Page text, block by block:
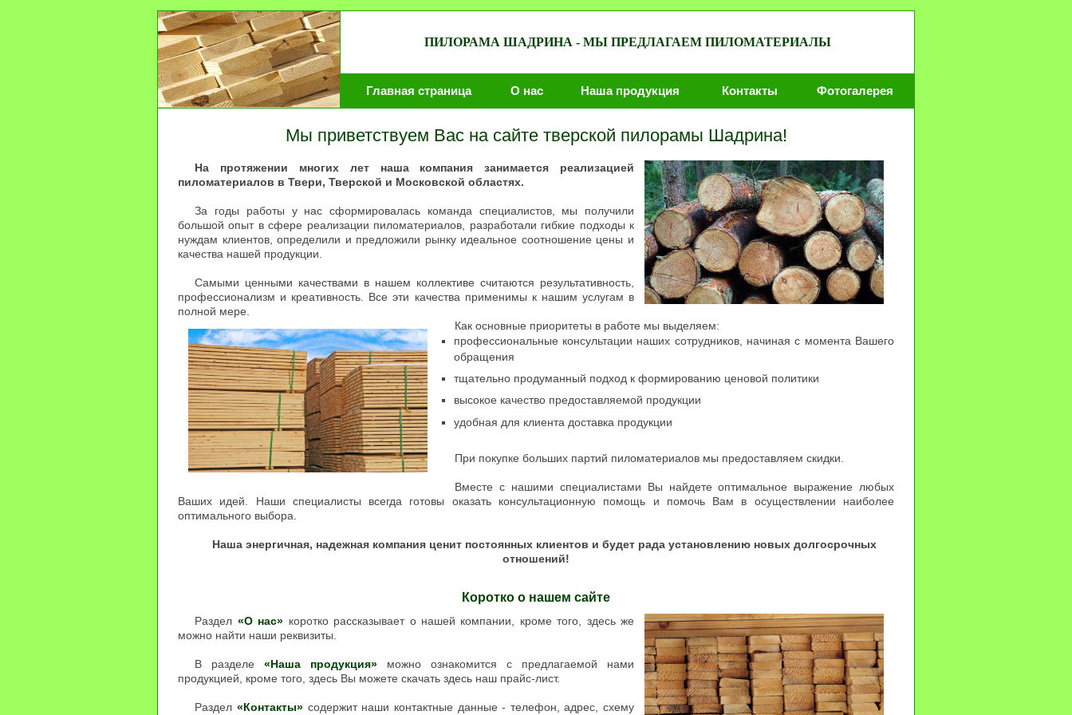
ПИЛОРАМА ШАДРИНА - МЫ ПРЕДЛАГАЕМ ПИЛОМАТЕРИАЛЫ
Главная страница О нас Наша продукция Контакты Фотогалерея
Мы приветствуем Вас на сайте тверской пилорамы Шадрина!
На протяжении многих лет наша компания занимается реализацией
пиломатериалов в Твери, Тверской и Московской областях.
За годы работы у нас сформировалась команда специалистов, мы получили
большой опыт в сфере реализации пиломатериалов, разработали гибкие подходы к
нуждам клиентов, определили и предложили рынку идеальное соотношение цены и
качества нашей продукции.
Самыми ценными качествами в нашем коллективе считаются результативность,
профессионализм и креативность. Все эти качества применимы к нашим услугам в
полной мере.
Как основные приоритеты в работе мы выделяем:
профессиональные консультации наших сотрудников, начиная с момента Вашего
обращения
тщательно продуманный подход к формированию ценовой политики
высокое качество предоставляемой продукции
удобная для клиента доставка продукции
При покупке больших партий пиломатериалов мы предоставляем скидки.
Вместе с нашими специалистами Вы найдете оптимальное выражение любых
Ваших идей. Наши специалисты всегда готовы оказать консультационную помощь и помочь Вам в осуществлении наиболее
оптимального выбора.
Наша энергичная, надежная компания ценит постоянных клиентов и будет рада установлению новых долгосрочных
отношений!
Коротко о нашем сайте
Раздел «О нас» коротко рассказывает о нашей компании, кроме того, здесь же
можно найти наши реквизиты.
В разделе«Наша продукция» можно ознакомится с предлагаемой нами
продукцией, кроме того, здесь Вы можете скачать здесь наш прайс-лист.
Раздел«Контакты» содержит наши контактные данные - телефон, адрес, схему